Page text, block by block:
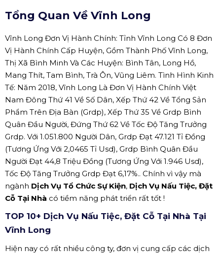
Tổng Quan Về Vĩnh Long
Vĩnh Long Đơn Vị Hành Chính: Tỉnh Vĩnh Long Có 8 Đơn
Vị Hành Chính Cấp Huyện, Gồm Thành Phố Vĩnh Long,
Thị Xã Bình Minh Và Các Huyện: Bình Tân, Long Hồ,
Mang Thít, Tam Bình, Trà Ôn, Vũng Liêm. Tình Hình Kinh
Tế: Năm 2018, Vĩnh Long Là Đơn Vị Hành Chính Việt
Nam Đông Thứ 41 Về Số Dân, Xếp Thứ 42 Về Tổng Sản
Phẩm Trên Địa Bàn (Grdp), Xếp Thứ 35 Về Grdp Bình
Quân Đầu Người, Đứng Thứ 62 Về Tốc Độ Tăng Trưởng
Grdp. Với 1.051.800 Người Dân, Grdp Đạt 47.121 Tỉ Đồng
(Tương Ứng Với 2,0465 Tỉ Usd), Grdp Bình Quân Đầu
Người Đạt 44,8 Triệu Đồng (Tương Ứng Với 1.946 Usd),
Tốc Độ Tăng Trưởng Grdp Đạt 6,17%.. Chính vì vậy mà
ngành Dịch Vụ Tổ Chức Sự Kiện, Dịch Vụ Nấu Tiệc, Đặt
Cỗ Tại Nhà có tiềm năng phát triển rất tốt !
TOP 10+ Dịch Vụ Nấu Tiệc, Đặt Cỗ Tại Nhà Tại
Vĩnh Long
Hiện nay có rất nhiều công ty, đơn vị cung cấp các dịch